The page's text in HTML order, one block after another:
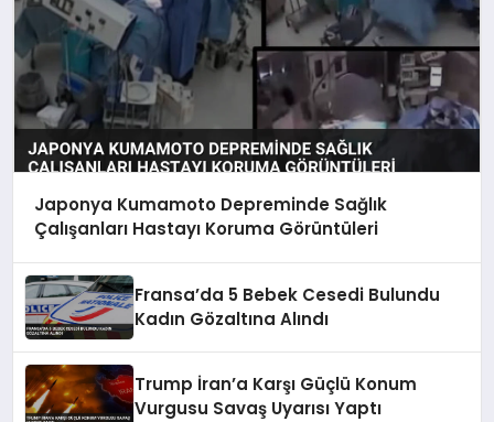
Japonya Kumamoto Depreminde Sağlık
Çalışanları Hastayı Koruma Görüntüleri
Fransa’da 5 Bebek Cesedi Bulundu
Kadın Gözaltına Alındı
Trump İran’a Karşı Güçlü Konum
Vurgusu Savaş Uyarısı Yaptı